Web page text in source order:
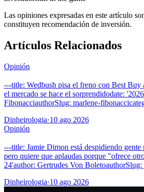
Las opiniones expresadas en este artículo
constituyen recomendación de inversión.
Artículos Relacionados
Opinión
---title: Wedbush pisa el freno con Best
el mercado se hace el sorprendidodate:
FibonacciauthorSlug: marlene-
Dinheirologia·10 ago 2026
Opinión
---title: Jamie Dimon está despidiendo
pero quiere que aplaudas porque "ofrece
24'author: Gertrudes Von
Dinheirologia·10 ago 2026